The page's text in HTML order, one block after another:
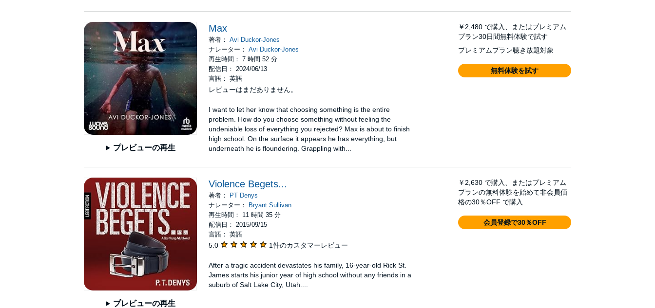
プレビューの再生
Max
著者： Avi Duckor-Jones
ナレーター： Avi Duckor-Jones
再生時間： 7 時間 52 分
配信日： 2024/06/13
言語： 英語
レビューはまだありません。
I want to let her know that choosing something is the entire
problem. How do you choose something without feeling the
undeniable loss of everything you rejected? Max is about to finish
high school. On the surface it appears he has everything, but
underneath he is floundering. Grappling with...
￥2,480 で購入、またはプレミアム
プラン30日間無料体験で試す
プレミアムプラン聴き放題対象
無料体験を試す
プレビューの再生
Violence Begets...
著者：
PT Denys
ナレーター：
Bryant Sullivan
再生時間： 11 時間 35 分
配信日： 2015/09/15
言語： 英語
5.0 1件のカスタマーレビュー
After a tragic accident devastates his family, 16-year-old Rick St.
James starts his junior year of high school without any friends in a
suburb of Salt Lake City, Utah....
￥2,630 で購入、またはプレミアム
プランの無料体験を始めて非会員価
格の30％OFF で購入
会員登録で30％OFF